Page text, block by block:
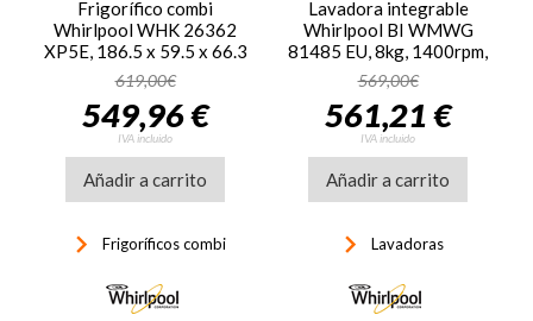
Frigorífico combi
Whirlpool WHK 26362
XP5E, 186.5 x 59.5 x 66.3
cm, dual No Frost, clase D,
198 kWh/año, 36dB, 316
litros, reversible, control
electrónico, Inverter, luz
LED, inox
619,00€
549,96 €
IVA incluido
Añadir a carrito
keyboard_arrow_right Frigoríficos combi
Lavadora integrable
Whirlpool BI WMWG
81485 EU, 8kg, 1400rpm,
clase B, 55 kWh/100
ciclos, 70dB, Inverter,
display, blanco
569,00€
561,21 €
IVA incluido
Añadir a carrito
keyboard_arrow_right Lavadoras